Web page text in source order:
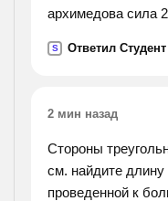
архимедова сила
S Ответил Студент
2 мин назад
Стороны
см. найдите длину
проведенной к